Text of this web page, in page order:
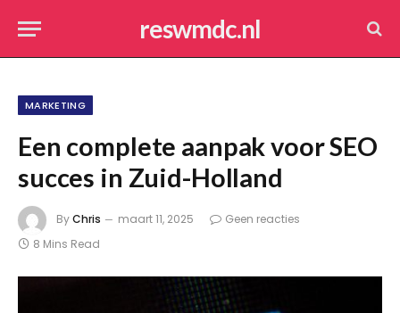
reswmdc.nl
MARKETING
Een complete aanpak voor SEO
succes in Zuid-Holland
ByChris maart 11, 2025
Geen reacties
8 Mins Read